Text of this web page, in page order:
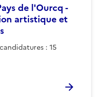
de l'Ourcq -
artistique et
: 15